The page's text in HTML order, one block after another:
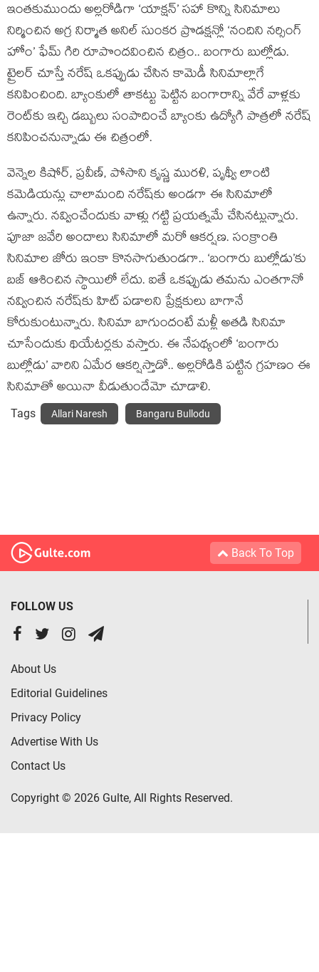
ఇంతకుముందు అల్లరోడిగా ‘యాక్షన్’ సహా కొన్ని సినిమాలు
నిర్మించిన అగ్ర నిర్మాత అనిల్ సుంకర ప్రొడక్షన్లో ‘నందిని నర్సింగ్
హోం’ ఫేమ్ గిరి రూపొందవించిన చిత్రం.. బంగారు బుల్లోడు.
ట్రైలర్ చూస్తే నరేష్ ఒకప్పుడు చేసిన కామెడీ సినిమాల్లాగే
కనిపించింది. బ్యాంకులో తాకట్టు పెట్టిన బంగారాన్ని వేరే వాళ్లకు
రెంట్‌కు ఇచ్చి డబ్బులు సంపాదించే బ్యాంకు ఉద్యోగి పాత్రలో నరేష్
కనిపించనున్నాడు ఈ చిత్రంలో.
వెన్నెల కిషోర్, ప్రవీణ్, పోసాని కృష్ణ మురళి, పృథ్వీ లాంటి
కమెడియన్లు చాలామంది నరేష్‌కు అండగా ఈ సినిమాలో
ఉన్నారు. నవ్వించేందుకు వాళ్లు గట్టి ప్రయత్నమే చేసినట్లున్నారు.
పూజా జవేరి అందాలు సినిమాలో మరో ఆకర్షణ. సంక్రాంతి
సినిమాల జోరు ఇంకా కొనసాగుతుండగా.. ‘బంగారు బుల్లోడు’కు
బజ్ ఆశించిన స్థాయిలో లేదు. ఐతే ఒకప్పుడు తమను ఎంతగానో
నవ్వించిన నరేష్‌కు హిట్ పడాలని ప్రేక్షకులు బాగానే
కోరుకుంటున్నారు. సినిమా బాగుందంటే మళ్లీ అతడి సినిమా
చూసేందుకు థియేటర్లకు వస్తారు. ఈ నేపథ్యంలో ‘బంగారు
బుల్లోడు’ వారిని ఏమేర ఆకర్షిస్తాడో.. అల్లరోడికి పట్టిన గ్రహణం ఈ
సినిమాతో అయినా వీడుతుందేమో చూడాలి.
Tags Allari Naresh Bangaru Bullodu
Back To Top
FOLLOW US
About Us
Editorial Guidelines
Privacy Policy
Advertise With Us
Contact Us
Copyright © 2026 Gulte, All Rights Reserved.